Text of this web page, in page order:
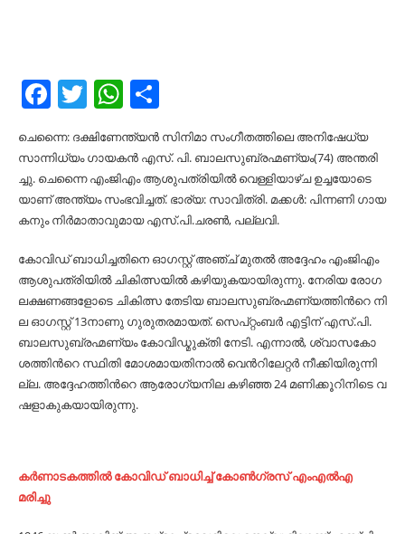
Facebook
TwitterWhatsApp
ചെ​ന്നൈ: ദ​ക്ഷി​ണേ​ന്ത്യ​ന്‍ സി​നി​മാ സം​ഗീ​ത​ത്തി​ലെ അ​നി​ഷേ​ധ്യ​
സാ​ന്നി​ധ്യം ഗാ​യ​ക​ന്‍ എ​സ്. പി. ​ബാ​ല​സു​ബ്ര​ഹ്മ​ണ്യം(74) അ​ന്ത​രി​
ച്ചു. ചെ​ന്നൈ എം​ജി​എം ആ​ശു​പ​ത്രി​യി​ല്‍ വെ​ള്ളി​യാ​ഴ്ച ഉ​ച്ച​യോ​ടെ​
യാ​ണ് അ​ന്ത്യം സം​ഭ​വി​ച്ച​ത്. ഭാ​ര്യ: സാ​വി​ത്രി. മ​ക്ക​ള്‍: പി​ന്ന​ണി ഗാ​യ​
ക​നും നി​ര്‍​മാ​താ​വു​മാ​യ എ​സ്.​പി.​ച​ര​ണ്‍, പ​ല്ല​വി.
കോ​വി​ഡ് ബാ​ധി​ച്ച​തി​നെ ഓ​ഗ​സ്റ്റ് അ​ഞ്ച് മു​ത​ല്‍ അ​ദ്ദേ​ഹം എം​ജി​എം
ആ​ശു​പ​ത്രി​യി​ല്‍ ചി​കി​ത്സ​യി​ല്‍ ക​ഴി​യു​ക​യാ​യി​രു​ന്നു. നേ​രി​യ രോ​ഗ​
ല​ക്ഷ​ണ​ങ്ങ​ളോ​ടെ ചി​കി​ത്സ തേ​ടി​യ ബാ​ല​സു​ബ്ര​ഹ്മ​ണ്യ​ത്തി​ന്‍റെ നി​
ല ഓ​ഗ​സ്റ്റ് 13നാ​ണു ഗു​രു​ത​ര​മാ​യ​ത്. സെ​പ്റ്റം​ബ​ര്‍ എ​ട്ടി​ന് എ​സ്.​പി.
ബാ​ല​സു​ബ്ര​ഹ്മ​ണ്യം കോ​വി​ഡ്മു​ക്തി നേ​ടി. എ​ന്നാ​ല്‍, ശ്വാ​സ​കോ​
ശ​ത്തി​ന്‍റെ സ്ഥി​തി മോ​ശ​മാ​യ​തി​നാ​ല്‍ വെ​ന്‍റി​ലേ​റ്റ​ര്‍ നീ​ക്കി​യി​രു​ന്നി​
ല്ല. അ​ദ്ദേ​ഹ​ത്തി​ന്‍റെ ആ​രോ​ഗ്യ​നി​ല ക​ഴി​ഞ്ഞ 24 മ​ണി​ക്കൂ​റി​നി​ടെ വ​
ഷ​ളാ​കു​ക​യാ​യി​രു​ന്നു.
കര്‍ണാടകത്തില്‍ കോവിഡ് ബാധിച്ച്‌ കോണ്‍ഗ്രസ് എംഎല്‍എ
മരിച്ചു